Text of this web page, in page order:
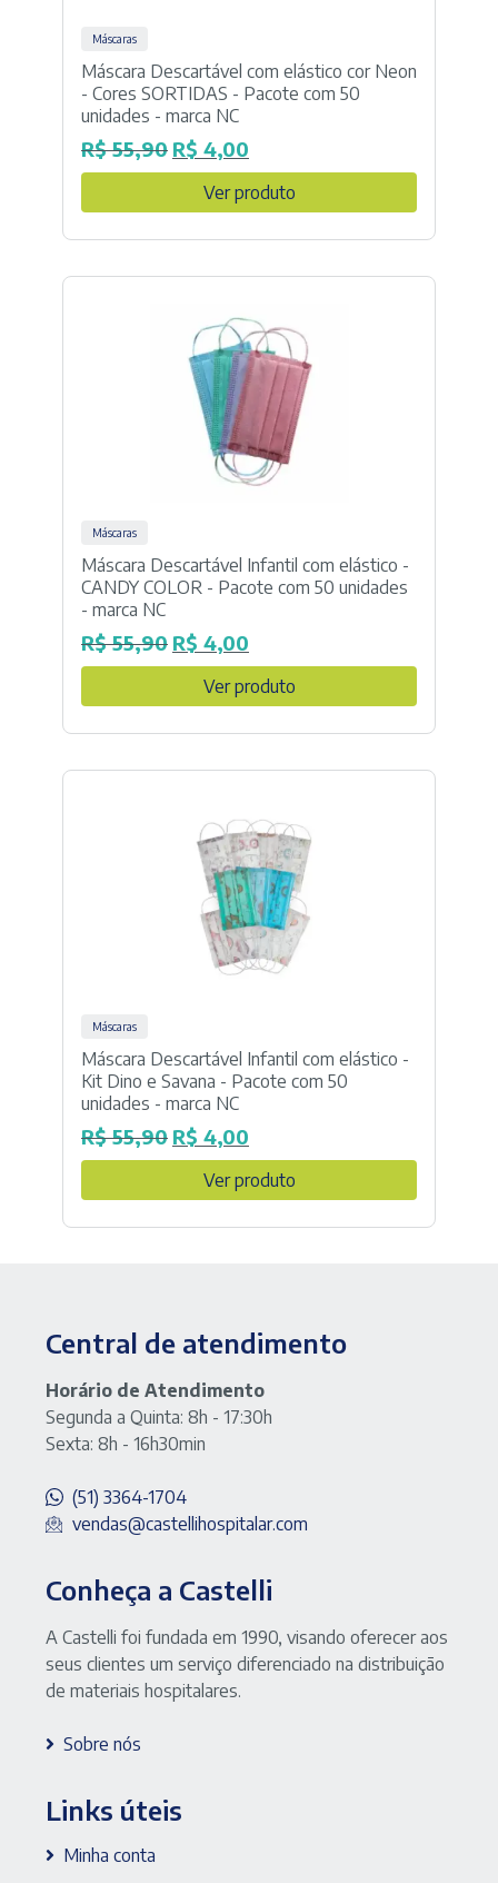
Máscaras
Máscara Descartável com elástico cor Neon
- Cores SORTIDAS - Pacote com 50
unidades - marca NC
R$55,90 O
preço
original
R$ 4,00
preço
atual
Ver produto
Máscaras
Máscara Descartável Infantil com elástico -
CANDY COLOR - Pacote com 50 unidades
- marca NC
R$55,90 O
preço
original
R$ 4,00
preço
atual
Ver produto
Máscaras
Máscara Descartável Infantil com elástico -
Kit Dino e Savana - Pacote com 50
unidades - marca NC
R$55,90 O
preço
original
R$ 4,00
preço
atual
Ver produto
Central de atendimento
Horário de Atendimento
Segunda a Quinta: 8h - 17:30h
Sexta: 8h - 16h30min
(51) 3364-1704
vendas@castellihospitalar.com
Conheça a Castelli
A Castelli foi fundada em 1990, visando oferecer aos
seus clientes um serviço diferenciado na distribuição
de materiais hospitalares.
Sobre nós
Links úteis
Minha conta